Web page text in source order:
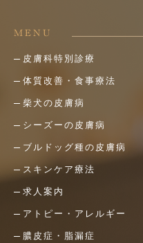
MENU
皮膚科特別診療
体質改善・食事療法
柴犬の皮膚病
シーズーの皮膚病
ブルドッグ種の皮膚病
スキンケア療法
求人案内
アトピー・アレルギー
膿皮症・脂漏症